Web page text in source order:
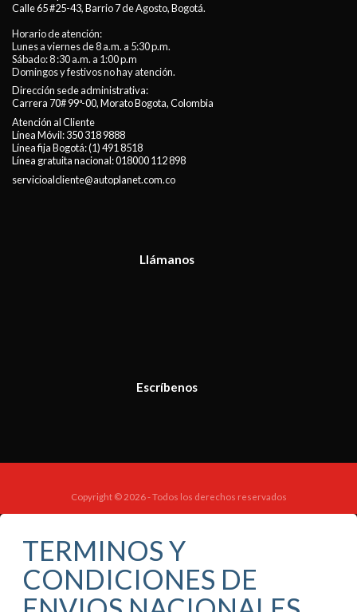
Calle 65 #25-43, Barrio 7 de Agosto, Bogotá.
Horario de atención:
Lunes a viernes de 8 a.m. a 5:30 p.m.
Sábado: 8 :30 a.m. a 1:00 p.m
Domingos y festivos no hay atención.
Dirección sede administrativa:
Carrera 70# 99ª-00, Morato Bogota, Colombia
Atención al Cliente
Línea Móvil:350 318 9888
Línea fija Bogotá:(1) 491 8518
Línea gratuita nacional:018000 112 898
servicioalcliente@autoplanet.com.co
Llámanos
Escríbenos
Copyright © 2026 - Todos los derechos reservados
TERMINOS Y
CONDICIONES DE